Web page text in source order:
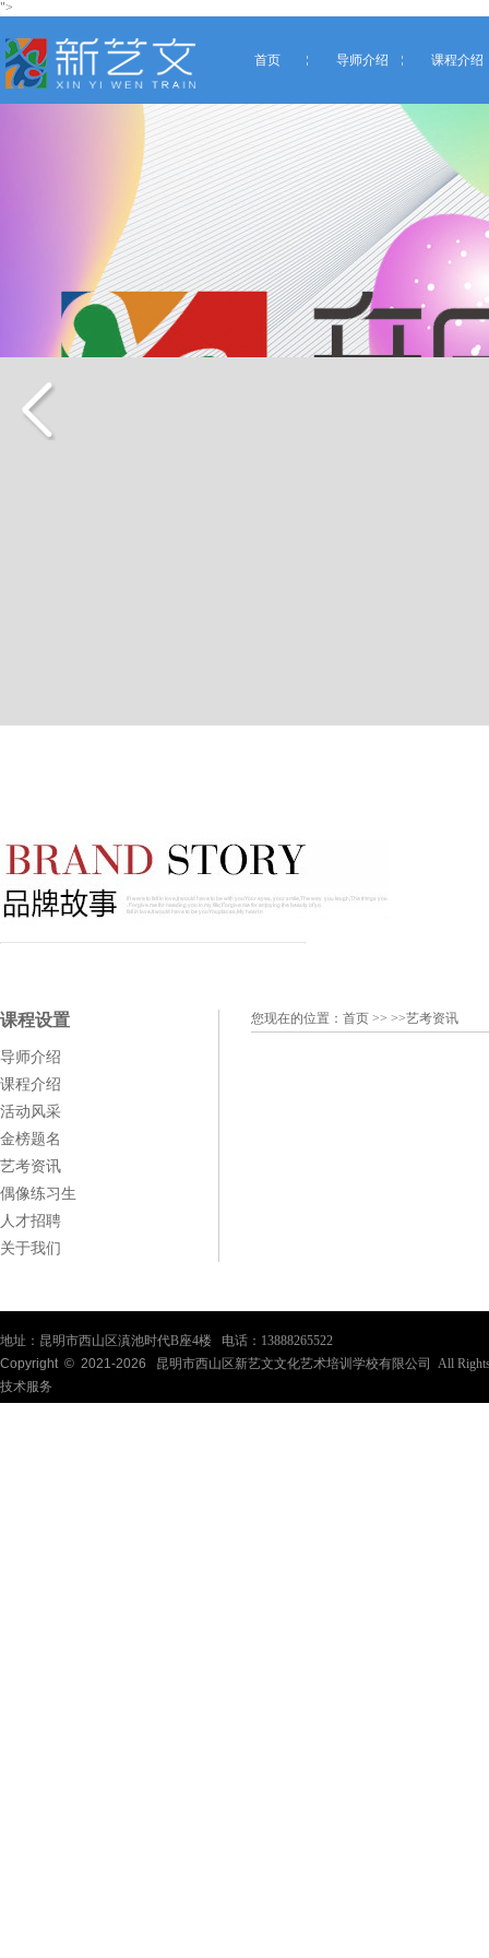
">
首页 导师介绍 课程介绍
课程设置
导师介绍
课程介绍
活动风采
金榜题名
艺考资讯
偶像练习生
人才招聘
关于我们
您现在的位置： 首页 >> >>艺考资讯
地址：昆明市西山区滇池时代B座4楼 电话：13888265522
Copyright © 2021-2026
昆明市西山区新艺文文化艺术培训学校有限公司 All
技术服务